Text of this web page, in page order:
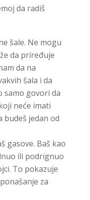
da radiš
šale. Ne mogu
da priređuje
da na
šala i da
samo govori da
neće imati
budeš jedan od
gasove. Baš kao
ili podrignuo
To pokazuje
za